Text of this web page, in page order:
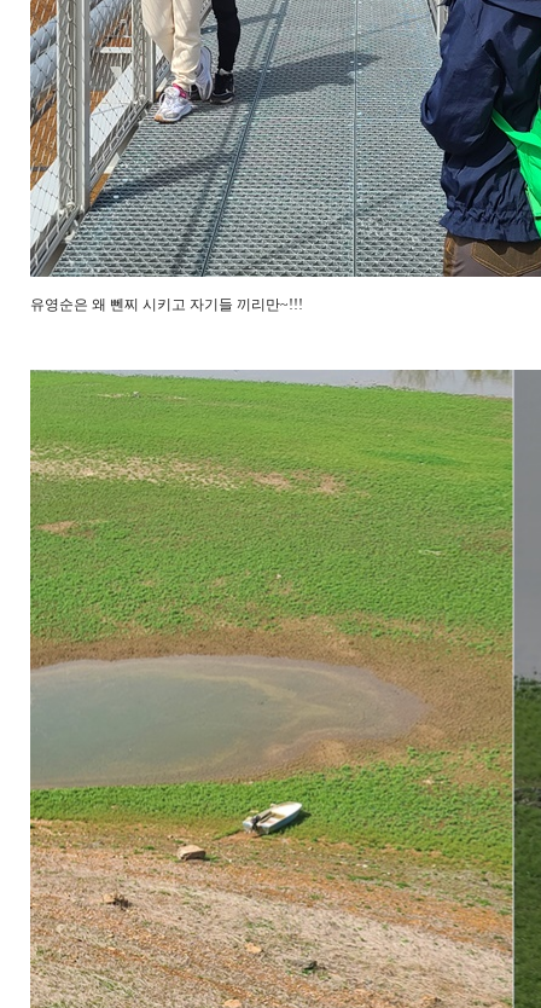
유영순은 왜 뻰찌 시키고 자기들 끼리만~!!!